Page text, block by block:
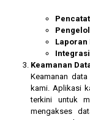
Laporan
Keamanan
Keamanan
kami. Aplikasi
terkini untuk
mengakses